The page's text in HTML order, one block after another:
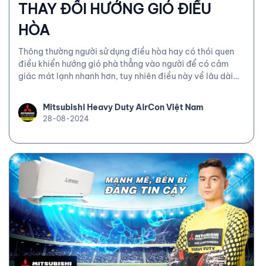
THAY ĐỔI HƯỚNG GIÓ ĐIỀU
HÒA
Thông thường người sử dụng điều hòa hay có thói quen
điều khiển hướng gió phà thẳng vào người để có cảm
giác mát lạnh nhanh hơn, tuy nhiên điều này về lâu dài
điện của máy, để hiểu lý do tại sao hãy cùng Mitsubishi
Heavy Industries đi tìm lời giải nhé!
Mitsubishi Heavy Duty AirCon Việt Nam
28-08-2024